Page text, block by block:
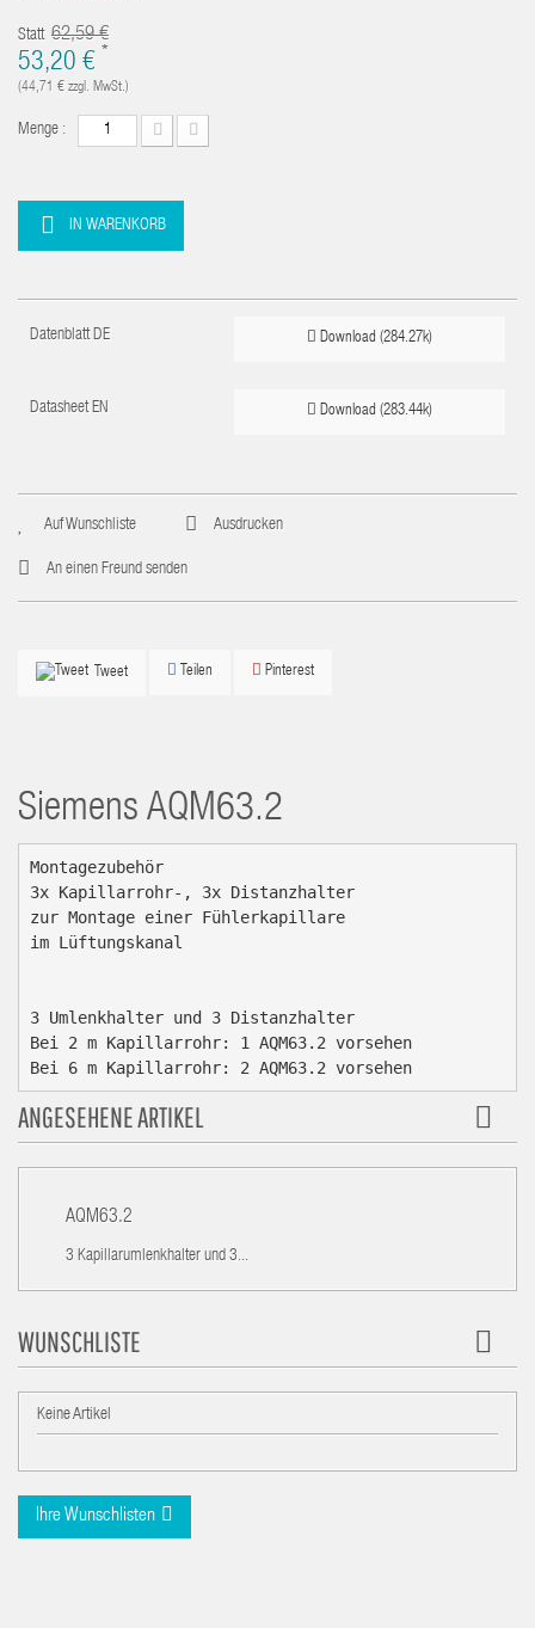
Statt 62,59 €
53,20 € *
(44,71 € zzgl. MwSt.)
Menge :
IN WARENKORB
Datenblatt DE Download (284.27k)
Datasheet EN Download (283.44k)
Auf Wunschliste Ausdrucken
An einen Freund senden
Tweet Teilen Pinterest
Siemens AQM63.2
Montagezubehör
3x Kapillarrohr-, 3x Distanzhalter
zur Montage einer Fühlerkapillare
im Lüftungskanal
3 Umlenkhalter und 3 Distanzhalter
Bei 2 m Kapillarrohr: 1 AQM63.2 vorsehen
Bei 6 m Kapillarrohr: 2 AQM63.2 vorsehen
ANGESEHENE ARTIKEL
AQM63.2
3 Kapillarumlenkhalter und 3...
WUNSCHLISTE
Keine Artikel
Ihre Wunschlisten